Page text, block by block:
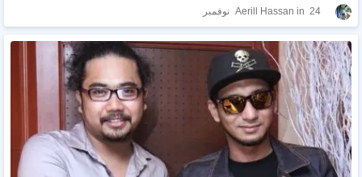
Aerill Hassan 24 نوفمبر